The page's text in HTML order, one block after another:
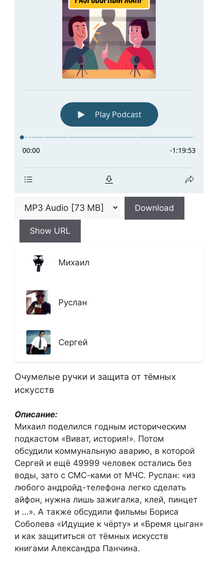
Download
Show URL
Михаил
Руслан
Сергей
Очумелые ручки и защита от тёмных
искусств
Описание:
Михаил поделился годным историческим
подкастом «Виват, история!». Потом
обсудили коммунальную аварию, в которой
Сергей и ещё 49999 человек остались без
воды, зато с СМС-ками от МЧС. Руслан: «из
любого андройд-телефона легко сделать
айфон, нужна лишь зажигалка, клей, пинцет
и …». А также обсудили фильмы Бориса
Соболева «Идущие к чёрту» и «Бремя цыган»
и как защититься от тёмных искусств
книгами Александра Панчина.